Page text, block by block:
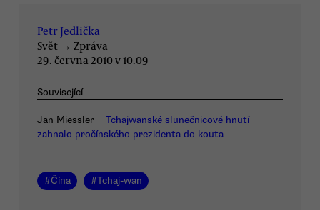
Petr Jedlička
Svět → Zpráva
29. června 2010 v 10.09
Související
Jan Miessler
Tchajwanské slunečnicové hnutí
zahnalo pročínského prezidenta do kouta
#Čína #Tchaj-wan